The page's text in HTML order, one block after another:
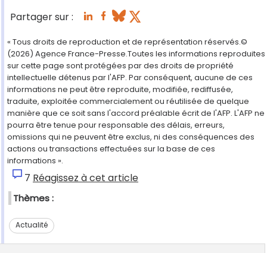
Partager sur :
« Tous droits de reproduction et de représentation réservés.©
(2026) Agence France-Presse.Toutes les informations reproduites
sur cette page sont protégées par des droits de propriété
intellectuelle détenus par l'AFP. Par conséquent, aucune de ces
informations ne peut être reproduite, modifiée, rediffusée,
traduite, exploitée commercialement ou réutilisée de quelque
manière que ce soit sans l'accord préalable écrit de l'AFP. L'AFP ne
pourra être tenue pour responsable des délais, erreurs,
omissions qui ne peuvent être exclus, ni des conséquences des
actions ou transactions effectuées sur la base de ces
informations ».
7 Réagissez à cet article
Thèmes :
Actualité